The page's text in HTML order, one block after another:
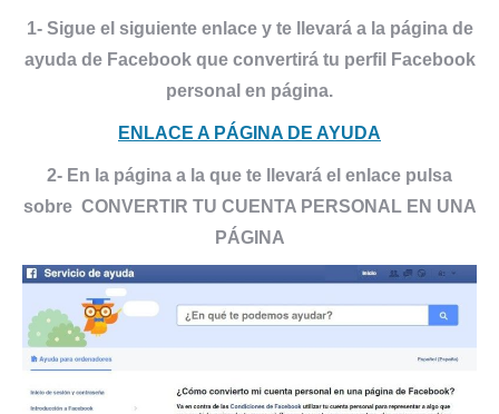
1- Sigue el siguiente enlace y te llevará a la página de
ayuda de Facebook que convertirá tu perfil Facebook
personal en página.
ENLACE A PÁGINA DE AYUDA
2- En la página a la que te llevará el enlace pulsa
sobre CONVERTIR TU CUENTA PERSONAL EN UNA
PÁGINA